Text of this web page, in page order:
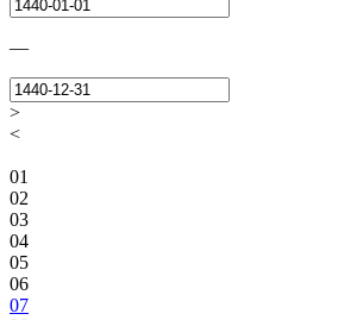
—
>
<
01
02
03
04
05
06
07